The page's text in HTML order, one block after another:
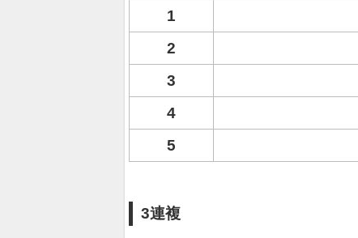
1
2
3
4
5
3連複